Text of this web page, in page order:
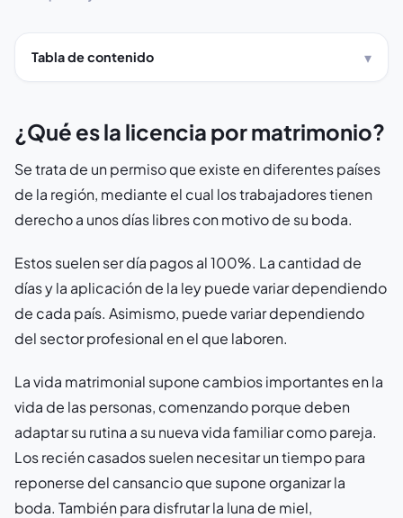
Tabla de contenido
¿Qué es la licencia por matrimonio?
Se trata de un permiso que existe en diferentes países
de la región, mediante el cual los trabajadores tienen
derecho a unos días libres con motivo de su boda.
Estos suelen ser día pagos al 100%. La cantidad de
días y la aplicación de la ley puede variar dependiendo
de cada país. Asimismo, puede variar dependiendo
del sector profesional en el que laboren.
La vida matrimonial supone cambios importantes en la
vida de las personas, comenzando porque deben
adaptar su rutina a su nueva vida familiar como pareja.
Los recién casados suelen necesitar un tiempo para
reponerse del cansancio que supone organizar la
boda. También para disfrutar la luna de miel,